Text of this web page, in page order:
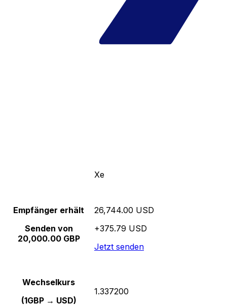
Xe
Empfänger erhält
Senden von
20,000.00 GBP
26,744.00 USD
+375.79 USD
Jetzt senden
Wechselkurs
(1GBP → USD)
1.337200